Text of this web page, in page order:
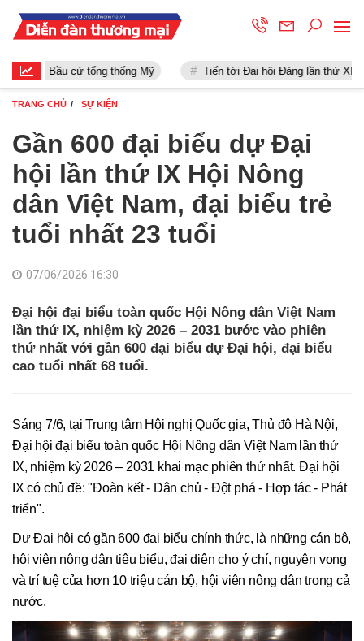
Bầu cử tổng thống Mỹ Tiến tới Đại hội Đảng lần thứ XIII
TRANG CHỦ SỰ KIỆN
Gần 600 đại biểu dự Đại
hội lần thứ IX Hội Nông
dân Việt Nam, đại biểu trẻ
tuổi nhất 23 tuổi
07/06/2026 16:30
Đại hội đại biểu toàn quốc Hội Nông dân Việt Nam
lần thứ IX, nhiệm kỳ 2026 – 2031 bước vào phiên
thứ nhất với gần 600 đại biểu dự Đại hội, đại biểu
cao tuổi nhất 68 tuổi.
Sáng 7/6, tại Trung tâm Hội nghị Quốc gia, Thủ đô Hà Nội,
Đại hội đại biểu toàn quốc Hội Nông dân Việt Nam lần thứ
IX, nhiệm kỳ 2026 – 2031 khai mạc phiên thứ nhất. Đại hội
IX có chủ đề: "Đoàn kết - Dân chủ - Đột phá - Hợp tác - Phát
triển".
Dự Đại hội có gần 600 đại biểu chính thức, là những cán bộ,
hội viên nông dân tiêu biểu, đại diện cho ý chí, nguyện vọng
và trí tuệ của hơn 10 triệu cán bộ, hội viên nông dân trong cả
nước.